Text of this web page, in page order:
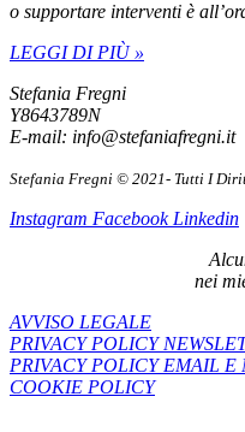
o supportare interventi è
LEGGI DI PIÙ »
Stefania Fregni
Y8643789N
E-mail: info@stefaniafregni.it
Stefania Fregni © 2021- Tutti I
Instagram Facebook Linkedin
nei
AVVISO LEGALE
PRIVACY POLICY
PRIVACY POLICY EMAIL E
COOKIE POLICY